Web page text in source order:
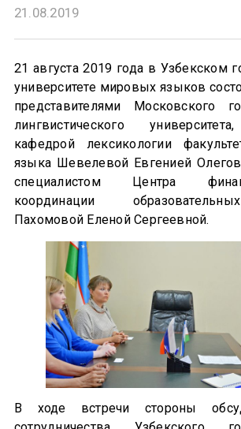
21.08.2019
21 августа 2019 года в Узбекском
университете мировых языков
представителями Московского
лингвистического
кафедрой лексикологии
языка Шевелевой Евгенией
специалистом Центра
координации
Пахомовой Еленой Сергеевной.
В ходе встречи стороны